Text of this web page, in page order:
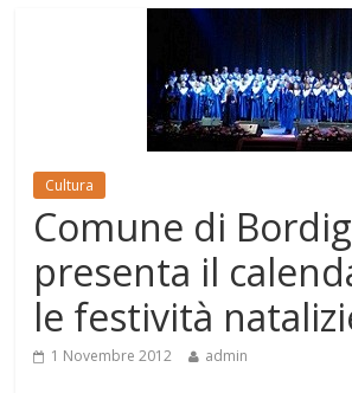
Cultura
Comune di
presenta il
le festività
1 Novembre 2012 admin